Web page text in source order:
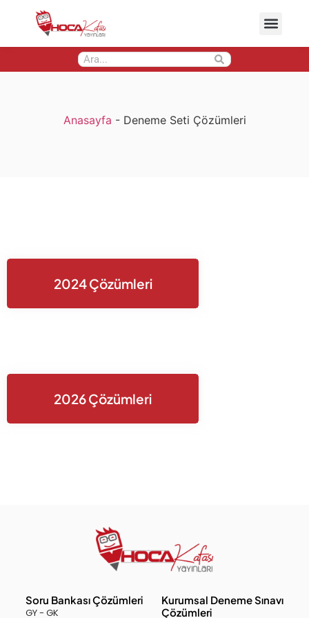
Anasayfa - Deneme Seti Çözümleri
2024 Çözümleri
2026 Çözümleri
Soru Bankası Çözümleri
GY - GK
Kurumsal Deneme Sınavı
Çözümleri